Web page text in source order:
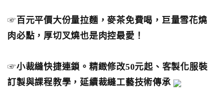
☞ 百元平價大份量拉麵，麥茶免費喝，巨量雪花燒
肉必點，厚切叉燒也是肉控最愛！
☞小裁縫快捷連鎖。精緻修改50元起、客製化服裝
訂製與課程教學，延續裁縫工藝技術傳承